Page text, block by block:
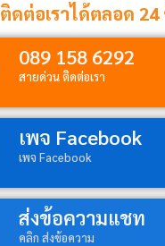
ติดต่อเราได้ตลอด 24
089 158 6292
สายด่วน ติดต่อเรา
เพจ Facebook
เพจ Facebook
ส่งข้อความแชท
คลิก ส่งข้อความ